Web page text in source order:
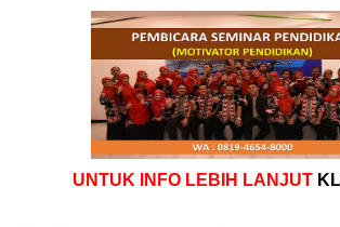
UNTUK INFO LEBIH LANJUT